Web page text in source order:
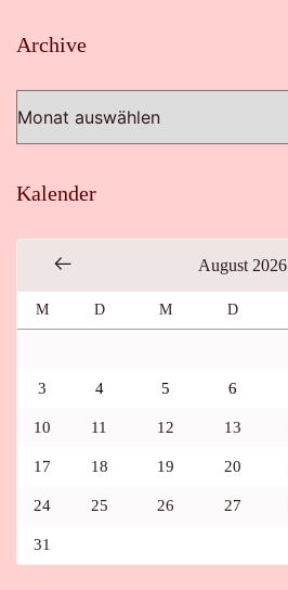
Archive
Kalender
August 2026
M D M D
3 4 5 6
10 11 12 13
17 18 19 20
24 25 26 27
31